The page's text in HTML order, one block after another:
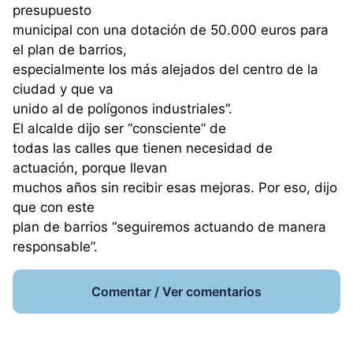
presupuesto
municipal con una dotación de 50.000 euros para
el plan de barrios,
especialmente los más alejados del centro de la
ciudad y que va
unido al de polígonos industriales”.
El alcalde dijo ser “consciente” de
todas las calles que tienen necesidad de
actuación, porque llevan
muchos años sin recibir esas mejoras. Por eso, dijo
que con este
plan de barrios “seguiremos actuando de manera
responsable”.
Comentar / Ver comentarios